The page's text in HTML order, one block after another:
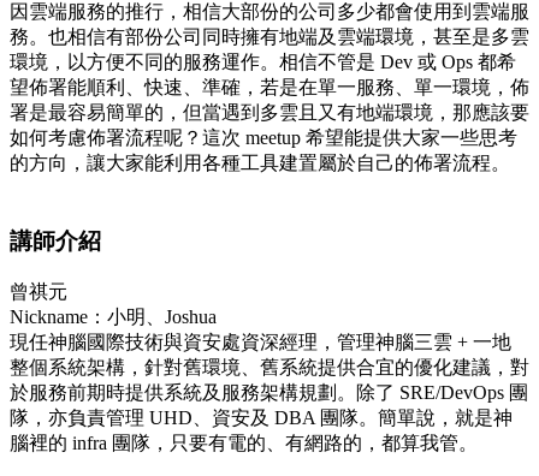
因雲端服務的推行，相信大部份的公司多少都會使用到雲端服
務。也相信有部份公司同時擁有地端及雲端環境，甚至是多雲
環境，以方便不同的服務運作。相信不管是 Dev 或 Ops 都希
望佈署能順利、快速、準確，若是在單一服務、單一環境，佈
署是最容易簡單的，但當遇到多雲且又有地端環境，那應該要
如何考慮佈署流程呢？這次 meetup 希望能提供大家一些思考
的方向，讓大家能利用各種工具建置屬於自己的佈署流程。
講師介紹
曾祺元
Nickname：小明、Joshua
現任神腦國際技術與資安處資深經理，管理神腦三雲 + 一地
整個系統架構，針對舊環境、舊系統提供合宜的優化建議，對
於服務前期時提供系統及服務架構規劃。除了 SRE/DevOps 團
隊，亦負責管理 UHD、資安及 DBA 團隊。簡單說，就是神
腦裡的 infra 團隊，只要有電的、有網路的，都算我管。